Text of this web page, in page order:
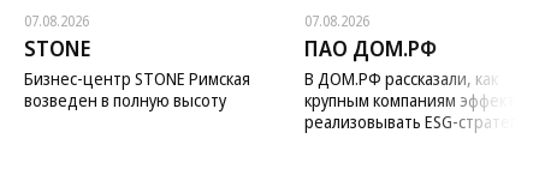
07.08.2026
STONE
Бизнес-центр STONE Римская
возведен в полную высоту
07.08.2026
ПАО ДОМ.РФ
В ДОМ.РФ рассказали, как
крупным компаниям
реализовывать ESG-стратегию